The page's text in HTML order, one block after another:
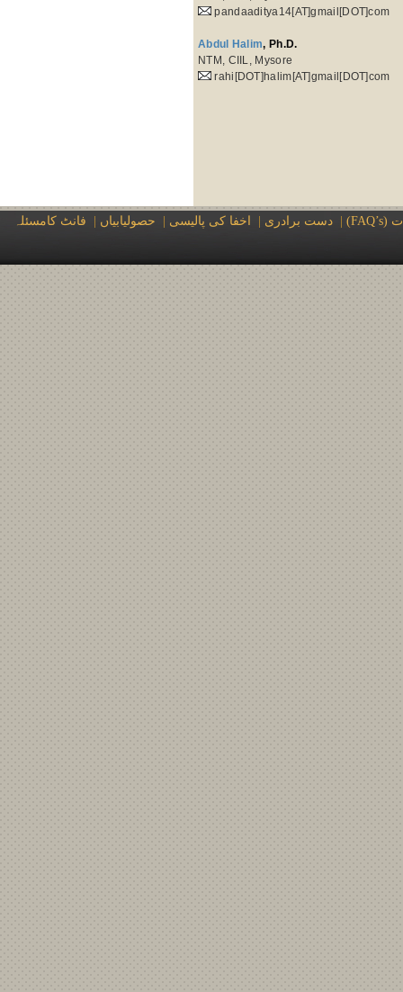
pandaaditya14[AT]gmail[DOT]com
Abdul Halim, Ph.D.
NTM, CIIL, Mysore
rahi[DOT]halim[AT]gmail[DOT]com
فانٹ کامسئلہ حصولیابیاں اخفا کی پالیسی دست برادری